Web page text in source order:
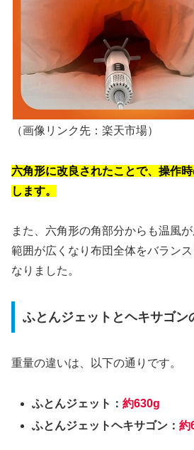
（画像リンク先：楽天市場）
六角形に改良されたことで、操作
します。
また、六角形の角部分からも温風
範囲が広くなり布団全体をバラン
なりました。
ふとんジェットとヘキサゴ
重量の違いは、以下の通りです。
ふとんジェット：約630g
ふとんジェットヘキサゴン：約